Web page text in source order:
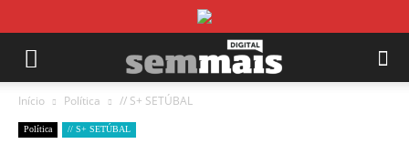
Início Política // S+ SETÚBAL
Política // S+ SETÚBAL